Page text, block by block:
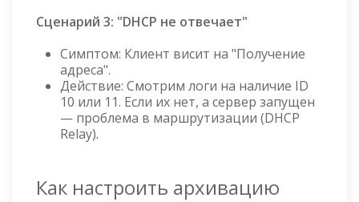
Сценарий 3: "DHCP не отвечает"
Симптом: Клиент висит на "Получение
адреса".
Действие: Смотрим логи на наличие ID
10 или 11. Если их нет, а сервер запущен
— проблема в маршрутизации (DHCP
Relay).
Как настроить архивацию